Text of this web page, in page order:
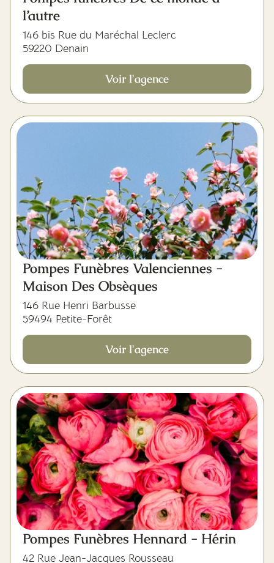
l’autre
146 bis Rue du Maréchal Leclerc
59220 Denain
Voir l'agence
Pompes Funèbres Valenciennes -
Maison Des Obsèques
146 Rue Henri Barbusse
59494 Petite-Forêt
Voir l'agence
Pompes Funèbres Hennard - Hérin
42 Rue Jean-Jacques Rousseau